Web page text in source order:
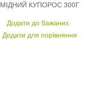
МІДНИЙ КУПОРОС 300Г
Додати до бажаних
Додати для порівняння